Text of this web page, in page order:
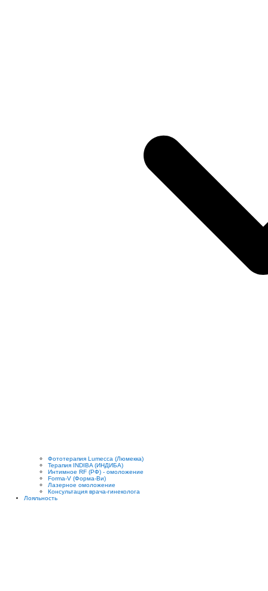
Фототерапия Lumecca (Люмекка)
Терапия INDIBA (ИНДИБА)
Интимное RF (РФ) - омоложение
Forma-V (Форма-Ви)
Лазерное омоложение
Консультация врача-гинеколога
Лояльность